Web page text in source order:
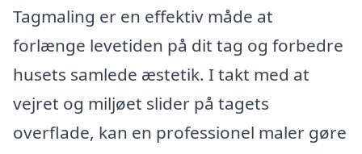
Tagmaling er en effektiv måde at
forlænge levetiden på dit tag og forbedre
husets samlede æstetik. I takt med at
vejret og miljøet slider på tagets
overflade, kan en professionel maler gøre